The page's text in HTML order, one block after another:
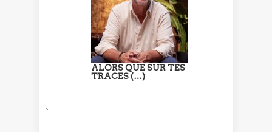
ALORS QUE SUR TES
TRACES (…)
`